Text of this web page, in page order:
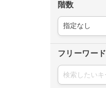
階数
フリーワード